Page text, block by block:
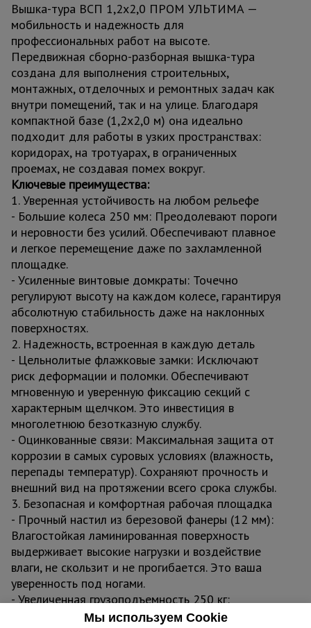
Вышка-тура ВСП 1,2x2,0 ПРОМ УЛЬТИМА —
мобильность и надежность для
профессиональных работ на высоте.
Передвижная сборно-разборная вышка-тура
создана для выполнения строительных,
монтажных, отделочных и ремонтных задач как
внутри помещений, так и на улице. Благодаря
компактной базе (1,2x2,0 м) она идеально
подходит для работы в узких пространствах:
коридорах, на тротуарах, в ограниченных
проемах, не создавая помех вокруг.
Ключевые преимущества:
1. Уверенная устойчивость на любом рельефе
- Большие колеса 250 мм: Преодолевают пороги
и неровности без усилий. Обеспечивают плавное
и легкое перемещение даже по захламленной
площадке.
- Усиленные винтовые домкраты: Точечно
регулируют высоту на каждом колесе, гарантируя
абсолютную стабильность даже на наклонных
поверхностях.
2. Надежность, встроенная в каждую деталь
- Цельнолитые флажковые замки: Исключают
риск деформации и поломки. Обеспечивают
мгновенную и уверенную фиксацию секций с
характерным щелчком. Это инвестиция в
многолетнюю безотказную службу.
- Оцинкованные связи: Максимальная защита от
коррозии в самых суровых условиях (влажность,
перепады температур). Сохраняют прочность и
внешний вид на протяжении всего срока службы.
3. Безопасная и комфортная рабочая площадка
- Прочный настил из березовой фанеры (12 мм):
Влагостойкая ламинированная поверхность
выдерживает высокие нагрузки и воздействие
влаги, не скользит и не прогибается. Это ваша
уверенность под ногами.
- Увеличенная грузоподъемность 250 кг:
Позволяет безопасно работать с инструментом,
Мы используем Cookie